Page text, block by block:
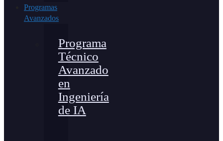
Programas
Avanzados
Programa
Técnico
Avanzado
en
Ingeniería
de IA